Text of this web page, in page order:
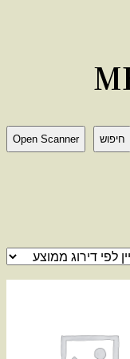
חיפוש Open Scanner